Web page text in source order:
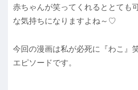
赤ちゃんが笑ってくれるととても
な気持ちになりますよね～♡
今回の漫画は私が必死に『わこ』
エピソードです。